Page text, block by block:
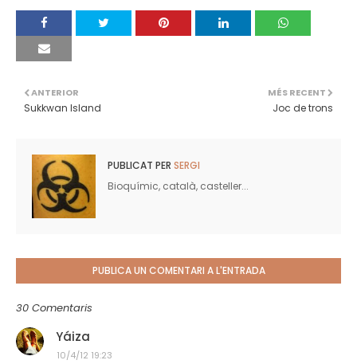
MÉS RECENT
Joc de trons
ANTERIOR
Sukkwan Island
PUBLICAT PER SERGI
Bioquímic, català, casteller...
PUBLICA UN COMENTARI A L'ENTRADA
30 Comentaris
Yáiza
10/4/12 19:23